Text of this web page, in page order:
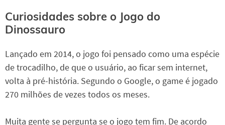
Curiosidades sobre o Jogo do
Dinossauro
Lançado em 2014, o jogo foi pensado como uma espécie
de trocadilho, de que o usuário, ao ficar sem internet,
volta à pré-história. Segundo o Google, o game é jogado
270 milhões de vezes todos os meses.
Muita gente se pergunta se o jogo tem fim. De acordo